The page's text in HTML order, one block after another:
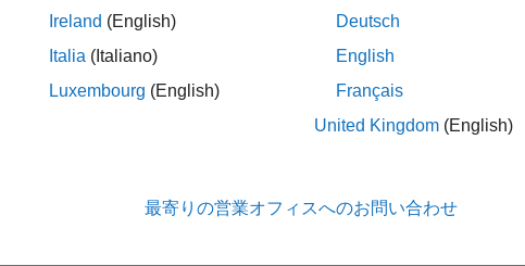
報告します。
外部リンクをもつオブジェクトと関数の詳細については、 ストレ
Ireland (English)
Italia (Italiano)
Luxembourg (English)
Deutsch
English
Français
United Kingdom (English)
最寄りの営業オフィスへのお問い合わせ